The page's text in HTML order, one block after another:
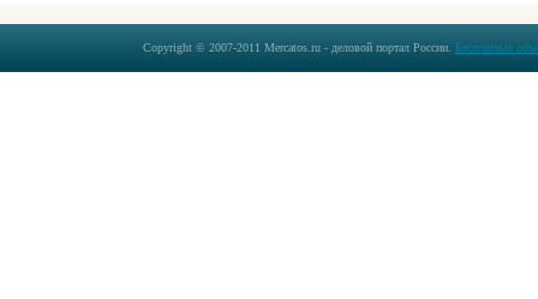
Copyright © 2007-2011 Mercatos.ru - деловой портал России. Бесплатные